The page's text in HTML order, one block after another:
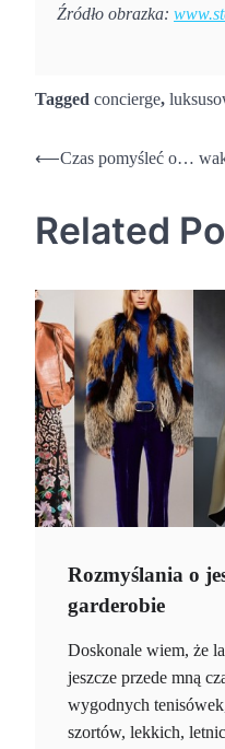
Źródło obrazka:
Tagged concierge,
Nawigacja
⟵Czas pomyśleć o…
Related
Rozmyślania o
garderobie
Doskonale wiem, że
jeszcze przede mną
wygodnych
szortów, lekkich,